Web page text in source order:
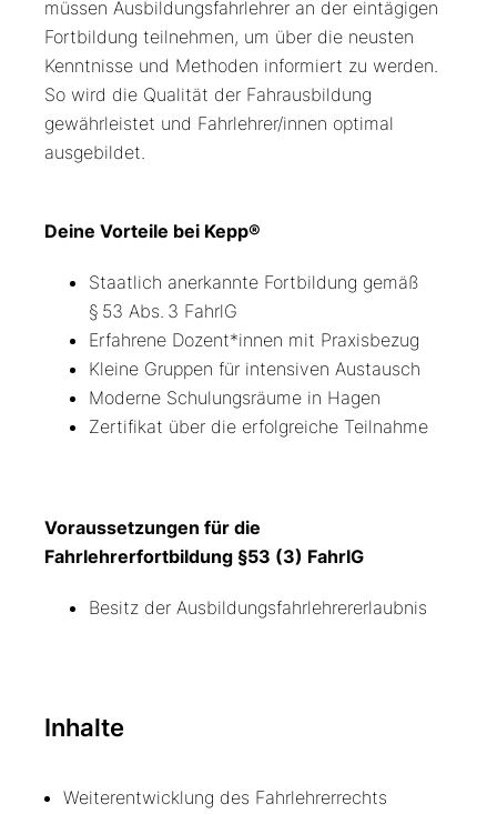
müssen Ausbildungsfahrlehrer an der eintägigen
Fortbildung teilnehmen, um über die neusten
Kenntnisse und Methoden informiert zu werden.
So wird die Qualität der Fahrausbildung
gewährleistet und Fahrlehrer/innen optimal
ausgebildet.
Deine Vorteile bei Kepp®
Staatlich anerkannte Fortbildung gemäß
§ 53 Abs. 3 FahrlG
Erfahrene Dozent*innen mit Praxisbezug
Kleine Gruppen für intensiven Austausch
Moderne Schulungsräume in Hagen
Zertifikat über die erfolgreiche Teilnahme
Voraussetzungen für die
Fahrlehrerfortbildung §53 (3) FahrlG
Besitz der Ausbildungsfahrlehrererlaubnis
Inhalte
Weiterentwicklung des Fahrlehrerrechts